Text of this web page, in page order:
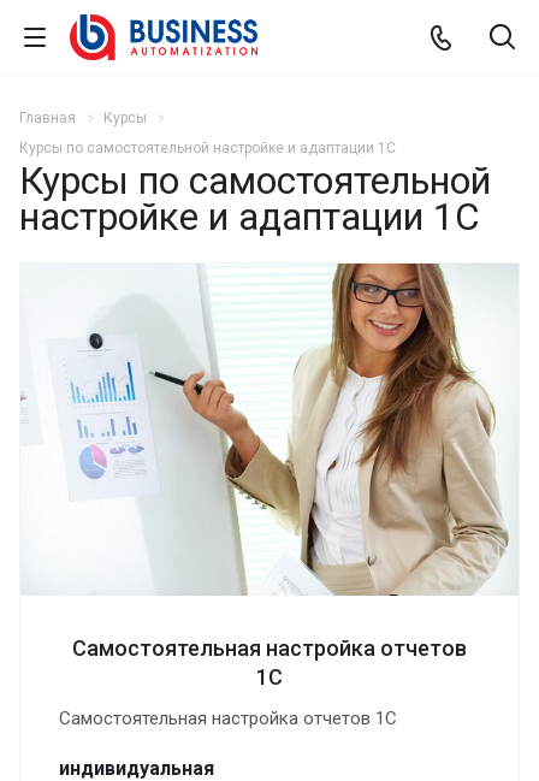
Главная
Курсы
Курсы по самостоятельной настройке и адаптации 1С
Курсы по самостоятельной
настройке и адаптации 1С
Самостоятельная настройка отчетов
1С
Самостоятельная настройка отчетов 1С
индивидуальная